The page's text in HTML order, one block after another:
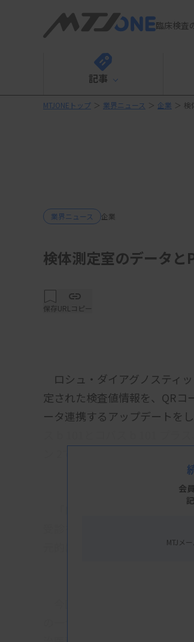
臨床検査
記事
MTJONEトップ ＞ 業界ニュース ＞ 企業 ＞ 検
業界ニュース 企業
検体測定室のデータ
保存URLコピー
ロシュ・ダイアグノスティ
定された検査値情報を、QRコ
ータ連携するアップデートを
「MySOS」は、アルムが開
受診をサポートする。今回の
元的に管理できるようになっ
今回のデータ連携は、内閣
の一つ「統合型ヘルスケアシ
会
MTJメ